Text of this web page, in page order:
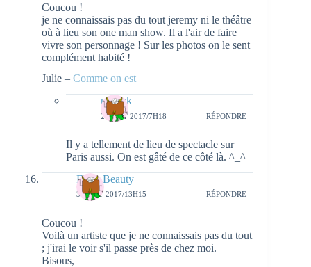
Coucou !
je ne connaissais pas du tout jeremy ni le théâtre
où à lieu son one man show. Il a l'air de faire
vivre son personnage ! Sur les photos on le sent
complément habité !
Julie – Comme on est
natieak
2 AOÛT 2017/7H18 RÉPONDRE
Il y a tellement de lieu de spectacle sur
Paris aussi. On est gâté de ce côté là. ^_^
Forty Beauty
3 AOÛT 2017/13H15 RÉPONDRE
Coucou !
Voilà un artiste que je ne connaissais pas du tout
; j'irai le voir s'il passe près de chez moi.
Bisous,